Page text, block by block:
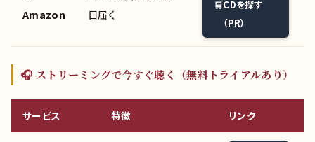
Amazon
日届く
CDを探す
（PR）
🎧 ストリーミングで今すぐ聴く（無料トライアルあり）
サービス 特徴 リンク